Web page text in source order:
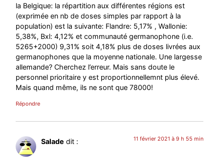
la Belgique: la répartition aux différentes régions est
(exprimée en nb de doses simples par rapport à la
population) est la suivante: Flandre: 5,17% , Wallonie:
5,38%, Bxl: 4,12% et communauté germanophone (i.e.
5265+2000) 9,31% soit 4,18% plus de doses livrées aux
germanophones que la moyenne nationale. Une largesse
allemande? Cherchez l’erreur. Mais sans doute le
personnel prioritaire y est proportionnellemnt plus élevé.
Mais quand même, ils ne sont que 78000!
Répondre
Salade dit : 11 février 2021 à 9 h 55 min